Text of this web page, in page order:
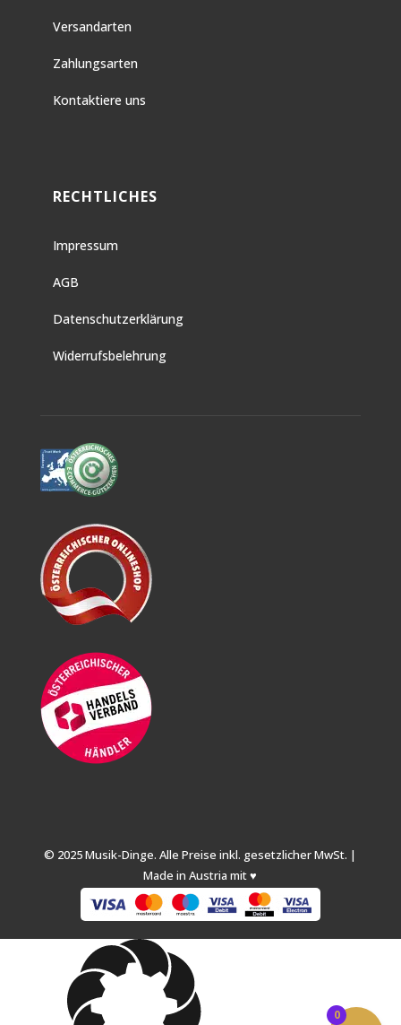
Versandarten
Zahlungsarten
Kontaktiere uns
RECHTLICHES
Impressum
AGB
Datenschutzerklärung
Widerrufsbelehrung
© 2025 Musik-Dinge. Alle Preise inkl. gesetzlicher MwSt. |
Made in Austria mit ♥
0